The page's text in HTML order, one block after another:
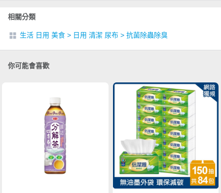
相關分類
生活 日用 美食 > 日用 清潔 尿布 > 抗菌除蟲除臭
你可能會喜歡